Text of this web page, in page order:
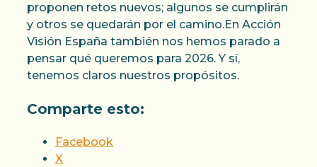
proponen retos nuevos; algunos se cumplirán
y otros se quedarán por el camino.En Acción
Visión España también nos hemos parado a
pensar qué queremos para 2026. Y sí,
tenemos claros nuestros propósitos.
Comparte esto:
Facebook
X